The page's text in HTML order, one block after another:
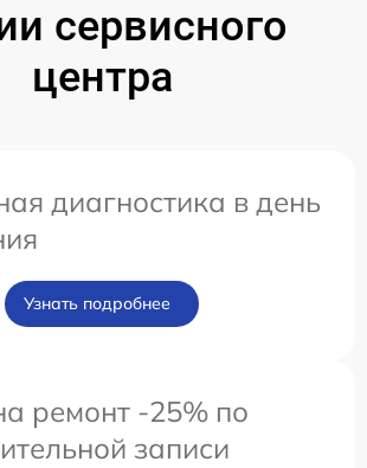
сервисного
центра
диагностика в день
Узнать подробнее
ремонт -25% по
записи